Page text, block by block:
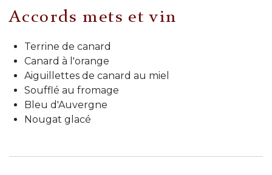
Accords mets et vin
Terrine de canard
Canard à l'orange
Aiguillettes de canard au miel
Soufflé au fromage
Bleu d'Auvergne
Nougat glacé